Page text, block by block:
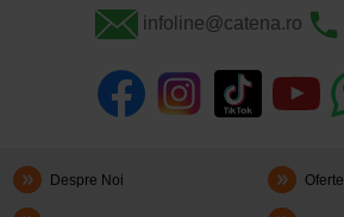
infoline@catena.ro
Despre Noi Oferte